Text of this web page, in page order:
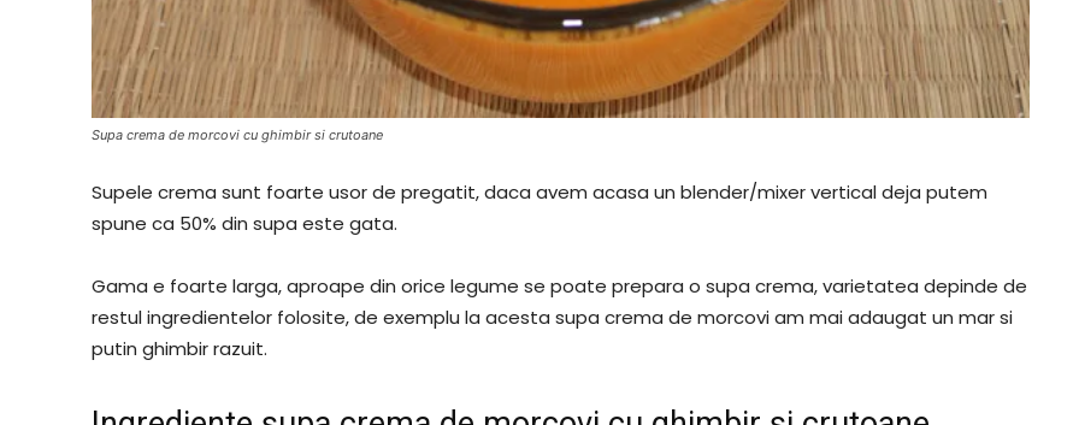
Supa crema de morcovi cu ghimbir si crutoane
Supele crema sunt foarte usor de pregatit, daca avem acasa un blender/mixer vertical deja putem
spune ca 50% din supa este gata.
Gama e foarte larga, aproape din orice legume se poate prepara o supa crema, varietatea depinde de
restul ingredientelor folosite, de exemplu la acesta supa crema de morcovi am mai adaugat un mar si
putin ghimbir razuit.